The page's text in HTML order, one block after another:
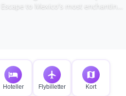
to Mexico’s most enchanting
hotel
Hoteller
flight
Flybilletter
map
Kort